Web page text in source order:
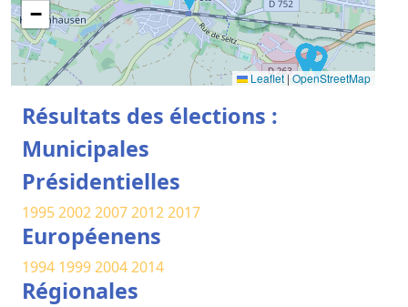
−
Leaflet | OpenStreetMap
Résultats des élections :
Municipales
Présidentielles
19952002200720122017
Européenens
1994 199920042014
Régionales